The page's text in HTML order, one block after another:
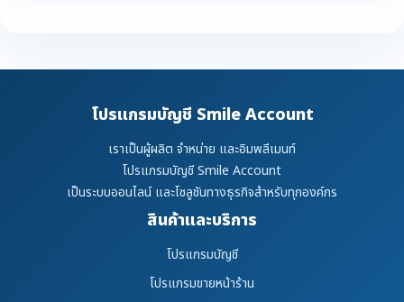
โปรแกรมบัญชี Smile Account
เราเป็นผู้ผลิต จำหน่าย และอิมพลีเมนท์
โปรแกรมบัญชี Smile Account
เป็นระบบออนไลน์ และโซลูชันทางธุรกิจสำหรับทุกองค์กร
สินค้าและบริการ
โปรแกรมบัญชี
โปรแกรมขายหน้าร้าน